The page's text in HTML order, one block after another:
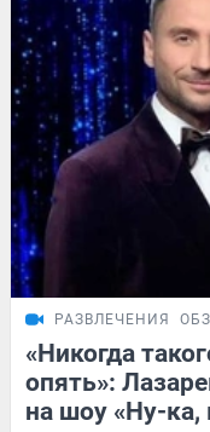
РАЗВЛЕЧЕНИЯ
«Никогда
опять»:
на шоу «Ну-ка,